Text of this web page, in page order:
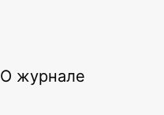
О журнале